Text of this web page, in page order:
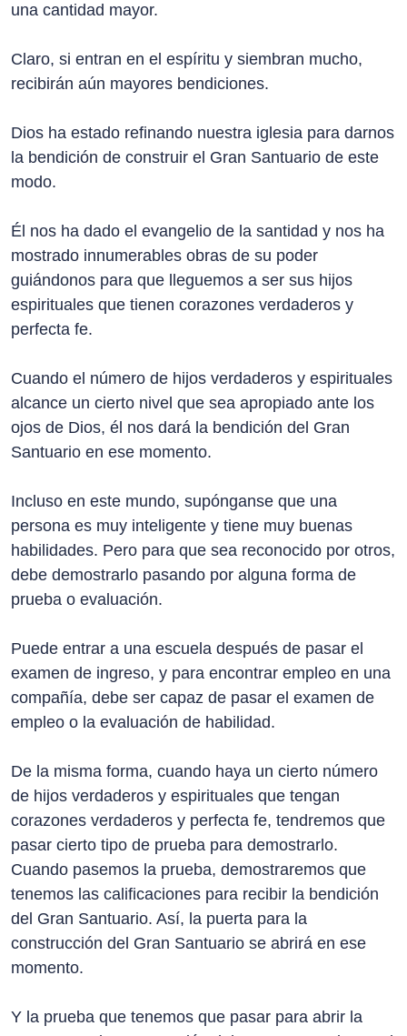
una cantidad mayor.
Claro, si entran en el espíritu y siembran mucho,
recibirán aún mayores bendiciones.
Dios ha estado refinando nuestra iglesia para darnos
la bendición de construir el Gran Santuario de este
modo.
Él nos ha dado el evangelio de la santidad y nos ha
mostrado innumerables obras de su poder
guiándonos para que lleguemos a ser sus hijos
espirituales que tienen corazones verdaderos y
perfecta fe.
Cuando el número de hijos verdaderos y espirituales
alcance un cierto nivel que sea apropiado ante los
ojos de Dios, él nos dará la bendición del Gran
Santuario en ese momento.
Incluso en este mundo, supónganse que una
persona es muy inteligente y tiene muy buenas
habilidades. Pero para que sea reconocido por otros,
debe demostrarlo pasando por alguna forma de
prueba o evaluación.
Puede entrar a una escuela después de pasar el
examen de ingreso, y para encontrar empleo en una
compañía, debe ser capaz de pasar el examen de
empleo o la evaluación de habilidad.
De la misma forma, cuando haya un cierto número
de hijos verdaderos y espirituales que tengan
corazones verdaderos y perfecta fe, tendremos que
pasar cierto tipo de prueba para demostrarlo.
Cuando pasemos la prueba, demostraremos que
tenemos las calificaciones para recibir la bendición
del Gran Santuario. Así, la puerta para la
construcción del Gran Santuario se abrirá en ese
momento.
Y la prueba que tenemos que pasar para abrir la